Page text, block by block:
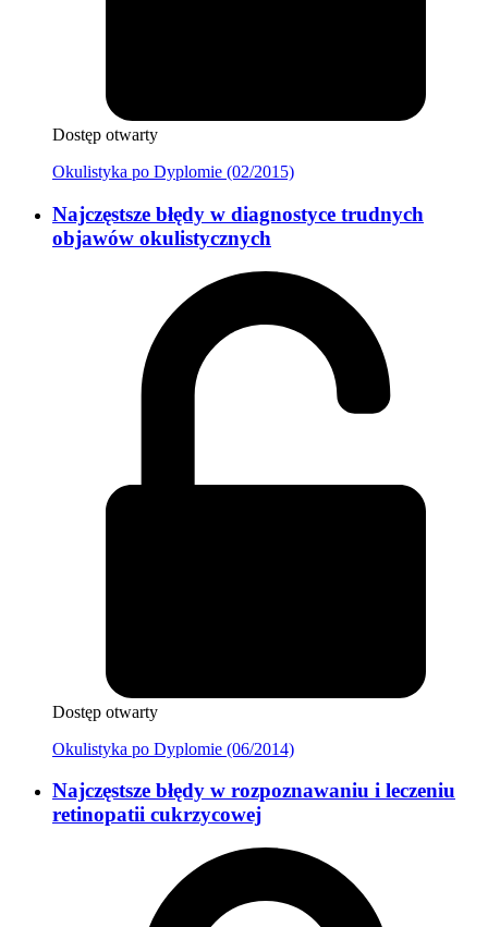
Dostęp otwarty
Okulistyka po Dyplomie (02/2015)
Najczęstsze błędy w diagnostyce trudnych
objawów okulistycznych
Dostęp otwarty
Okulistyka po Dyplomie (06/2014)
Najczęstsze błędy w rozpoznawaniu i leczeniu
retinopatii cukrzycowej